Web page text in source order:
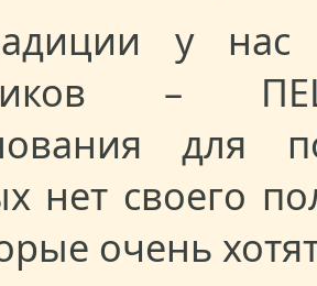
у нас
–
для
нет своего
очень